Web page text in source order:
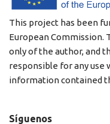
This project has been
European Commission.
only of the author, and
responsible for any use
information contained
Síguenos